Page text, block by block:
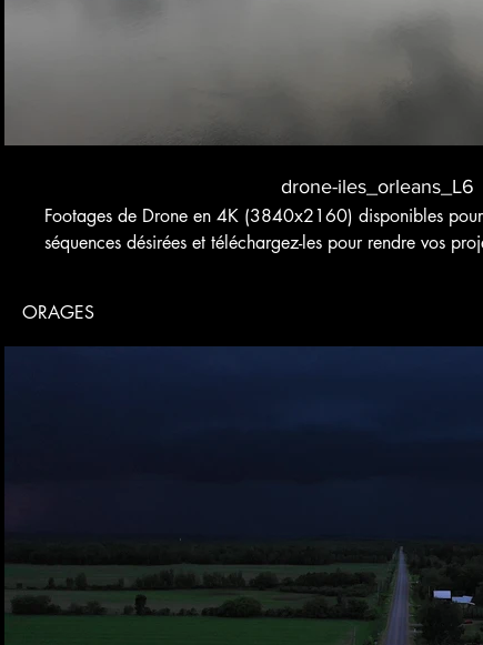
drone-iles_orleans_L6
Footages de Drone en 4K (3840x2160) disponibles
séquences désirées et téléchargez-les pour rendre vos
ORAGES